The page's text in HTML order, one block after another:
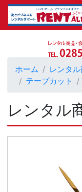
ホーム レンタ
テープカット
レンタル